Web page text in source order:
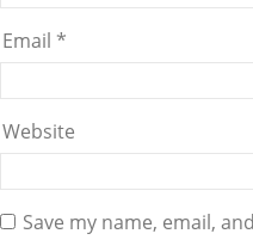
Email *
Website
Save my name, email,